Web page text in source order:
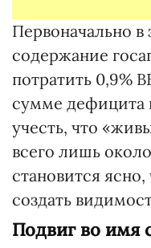
Первоначально
содержание
потратить 0,9%
сумме дефицита
учесть, что
всего лишь
становится
создать
Подвиг во имя